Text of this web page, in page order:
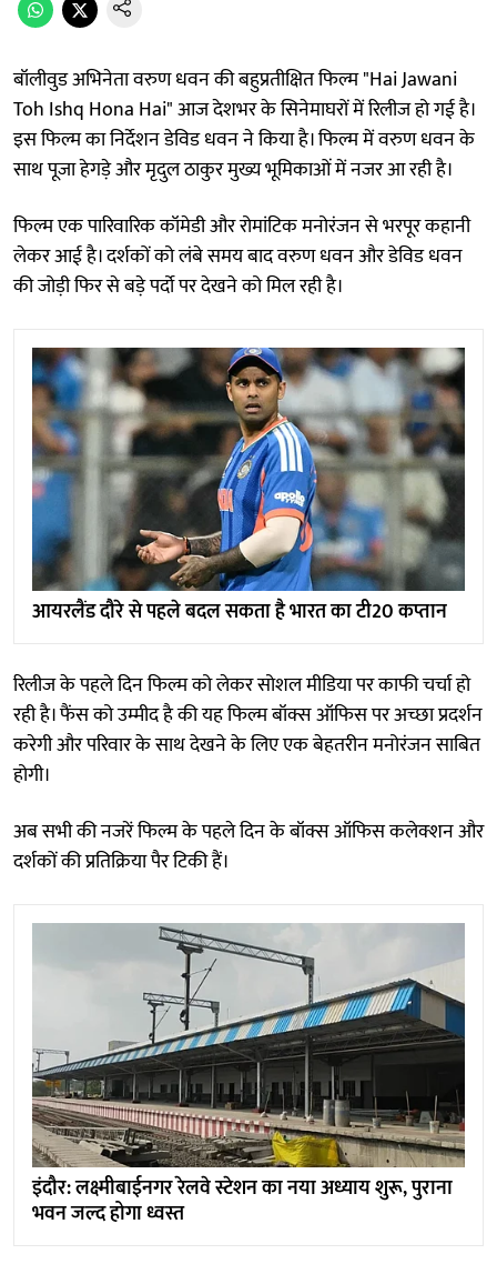
बॉलीवुड अभिनेता वरुण धवन की बहुप्रतीक्षित फिल्म "Hai Jawani
Toh Ishq Hona Hai" आज देशभर के सिनेमाघरों में रिलीज हो गई है।
इस फिल्म का निर्देशन डेविड धवन ने किया है। फिल्म में वरुण धवन के
साथ पूजा हेगड़े और मृदुल ठाकुर मुख्य भूमिकाओं में नजर आ रही है।
फिल्म एक पारिवारिक कॉमेडी और रोमांटिक मनोरंजन से भरपूर कहानी
लेकर आई है। दर्शकों को लंबे समय बाद वरुण धवन और डेविड धवन
की जोड़ी फिर से बड़े पर्दो पर देखने को मिल रही है।
आयरलैंड दौरे से पहले बदल सकता है भारत का टी20 कप्तान
रिलीज के पहले दिन फिल्म को लेकर सोशल मीडिया पर काफी चर्चा हो
रही है। फैंस को उम्मीद है की यह फिल्म बॉक्स ऑफिस पर अच्छा प्रदर्शन
करेगी और परिवार के साथ देखने के लिए एक बेहतरीन मनोरंजन साबित
होगी।
अब सभी की नजरें फिल्म के पहले दिन के बॉक्स ऑफिस कलेक्शन और
दर्शकों की प्रतिक्रिया पैर टिकी हैं।
इंदौर: लक्ष्मीबाईनगर रेलवे स्टेशन का नया अध्याय शुरू, पुराना
भवन जल्द होगा ध्वस्त